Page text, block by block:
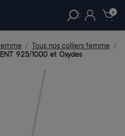
clear 0
Tous nos colliers femme
925/1000 et Oxydes